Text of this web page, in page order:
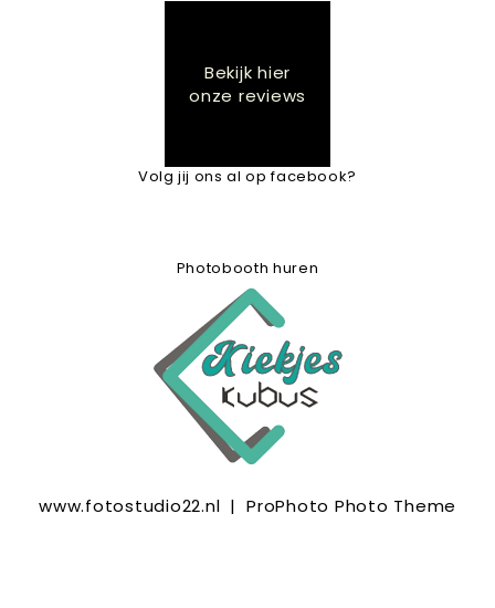
Bekijk hier
onze reviews
Volg jij ons al op facebook?
Photobooth huren
www.fotostudio22.nl | ProPhoto Photo Theme